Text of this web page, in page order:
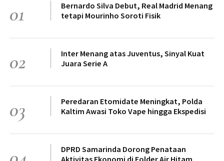
01
Bernardo Silva Debut, Real Madrid Menang
tetapi Mourinho Soroti Fisik
02
Inter Menang atas Juventus, Sinyal Kuat
Juara Serie A
03
Peredaran Etomidate Meningkat, Polda
Kaltim Awasi Toko Vape hingga Ekspedisi
DPRD Samarinda Dorong Penataan